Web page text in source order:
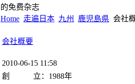
的免费杂志
Home 走遍日本 九州 鹿児島県 会社
会社概要
2010-06-15 11:58
創 立：1988年